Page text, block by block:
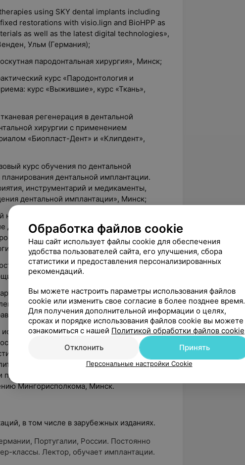
using SKY dental implants including
restorations with visio.lign and BioHPP as
as well as the latest digital technologies»,
Ульм (Германия);
пародонтальная хирургия», Минск;
курс «Пародонтология и
курс «Выжившие», курс «Ткань»,
регенерация в дентальной
хирургии с применением
«Биопласт-Дент» и «Клипдент»,
курс обучения по дентальной
дентальной имплантации.
инструментарий и медикаменты,
дентальной имплантации», Минск;
практический форум «Паринские
демографической безопасности при
хирургической стоматологии и
Минск;
возникающие при оказании
Минск;
и особенности диагностики
заболеваний челюстно-лицевой
Мингорисполкома, Минск;
противомикробных
воспалительных заболеваний
и инфекций кожи и мягких тканей.
и диспансеризация пациентов с
челюстно-лицевой области»,
Мингорисполкома, Минск.
в том числе в зарубежных изданиях.
Португалии, России. Постоянно
классы. Лектор, обучает имплантации.
Обработка файлов cookie
Наш сайт использует файлы cookie для обеспечения
удобства пользователей сайта, его улучшения, сбора
статистики и предоставления персонализированных
рекомендаций.
Вы можете настроить параметры использования файлов
cookie или изменить свое согласие в более позднее время.
Для получения дополнительной информации о целях,
сроках и порядке использования файлов cookie вы можете
ознакомиться с нашей Политикой обработки файлов cookie
Отклонить
Принять
Персональные настройки Cookie